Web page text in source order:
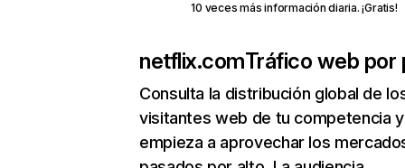
10 veces más información diaria. ¡Gratis!
netflix.comTráfico web por
Consulta la distribución global de
visitantes web de tu competencia y
empieza a aprovechar los